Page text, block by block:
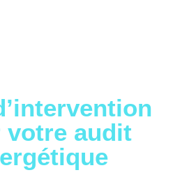
votre audit